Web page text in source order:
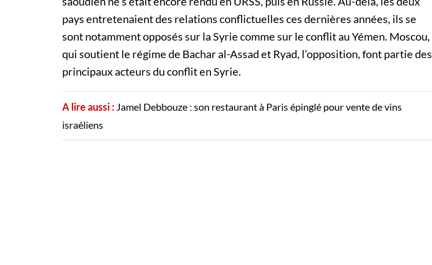
pays entretenaient des relations conflictuelles ces dernières années, ils se
sont notamment opposés sur la Syrie comme sur le conflit au Yémen. Moscou,
qui soutient le régime de Bachar al-Assad et Ryad, l’opposition, font partie des
principaux acteurs du conflit en Syrie.
A lire aussi : Jamel Debbouze : son restaurant à Paris épinglé pour vente de vins
israéliens